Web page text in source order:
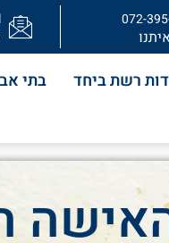
072-
רשת ביחד בתי